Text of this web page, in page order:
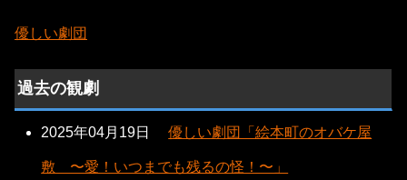
優しい劇団
過去の観劇
2025年04月19日 優しい劇団「絵本町のオバケ屋
敷 〜愛！いつまでも残るの怪！〜」